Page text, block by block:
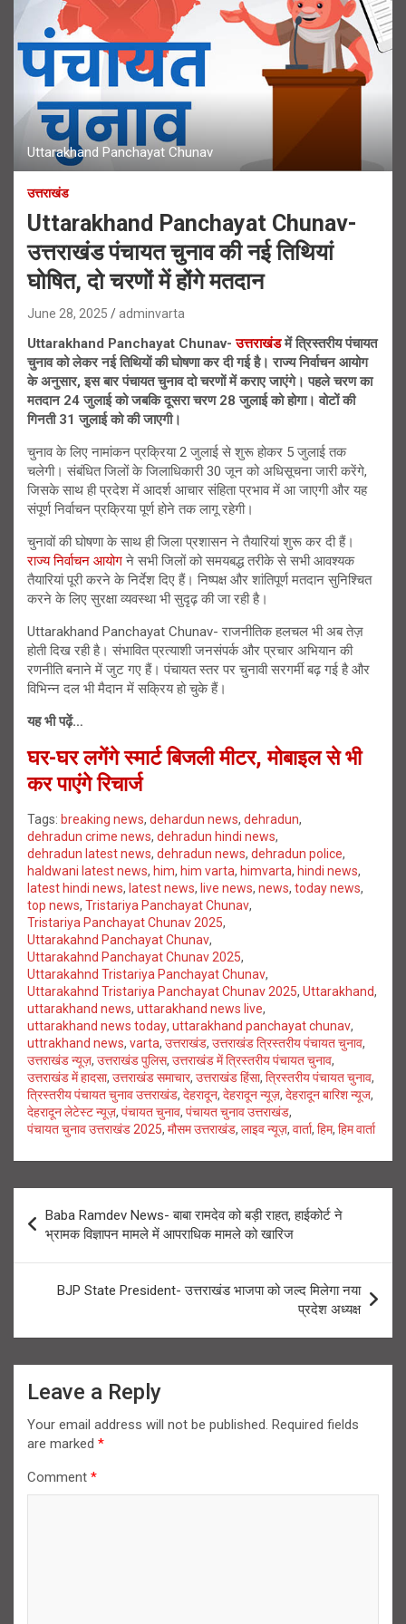
Uttarakhand Panchayat Chunav
उत्तराखंड
Uttarakhand Panchayat Chunav-
उत्तराखंड पंचायत चुनाव की नई तिथियां
घोषित, दो चरणों में होंगे मतदान
June 28, 2025 adminvarta
Uttarakhand Panchayat Chunav-उत्तराखंडमें त्रिस्तरीय पंचायत
चुनाव को लेकर नई तिथियों की घोषणा कर दी गई है। राज्य निर्वाचन आयोग
के अनुसार, इस बार पंचायत चुनाव दो चरणों में कराए जाएंगे। पहले चरण का
मतदान 24 जुलाई को जबकि दूसरा चरण 28 जुलाई को होगा। वोटों की
गिनती 31 जुलाई को की जाएगी।
चुनाव के लिए नामांकन प्रक्रिया 2 जुलाई से शुरू होकर 5 जुलाई तक
चलेगी। संबंधित जिलों के जिलाधिकारी 30 जून को अधिसूचना जारी करेंगे,
जिसके साथ ही प्रदेश में आदर्श आचार संहिता प्रभाव में आ जाएगी और यह
संपूर्ण निर्वाचन प्रक्रिया पूर्ण होने तक लागू रहेगी।
चुनावों की घोषणा के साथ ही जिला प्रशासन ने तैयारियां शुरू कर दी हैं।
राज्य निर्वाचन आयोगने सभी जिलों को समयबद्ध तरीके से सभी आवश्यक
तैयारियां पूरी करने के निर्देश दिए हैं। निष्पक्ष और शांतिपूर्ण मतदान सुनिश्चित
करने के लिए सुरक्षा व्यवस्था भी सुदृढ़ की जा रही है।
Uttarakhand Panchayat Chunav- राजनीतिक हलचल भी अब तेज़
होती दिख रही है। संभावित प्रत्याशी जनसंपर्क और प्रचार अभियान की
रणनीति बनाने में जुट गए हैं। पंचायत स्तर पर चुनावी सरगर्मी बढ़ गई है और
विभिन्न दल भी मैदान में सक्रिय हो चुके हैं।
यह भी पढ़ें…
घर-घर लगेंगे स्मार्ट बिजली मीटर, मोबाइल से भी
कर पाएंगे रिचार्ज
Tags: breaking news, dehardun news, dehradun,
dehradun crime news, dehradun hindi news,
dehradun latest news, dehradun news, dehradun police,
haldwani latest news, him, him varta, himvarta, hindi news,
latest hindi news, latest news, live news, news, today news,
top news, Tristariya Panchayat Chunav,
Tristariya Panchayat Chunav 2025,
Uttarakahnd Panchayat Chunav,
Uttarakahnd Panchayat Chunav 2025,
Uttarakahnd Tristariya Panchayat Chunav,
Uttarakahnd Tristariya Panchayat Chunav 2025, Uttarakhand,
uttarakhand news, uttarakhand news live,
uttarakhand news today, uttarakhand panchayat chunav,
uttrakhand news, varta, उत्तराखंड, उत्तराखंड त्रिस्तरीय पंचायत चुनाव,
उत्तराखंड न्यूज़, उत्तराखंड पुलिस, उत्तराखंड में त्रिस्तरीय पंचायत चुनाव,
उत्तराखंड में हादसा, उत्तराखंड समाचार, उत्तराखंड हिंसा, त्रिस्तरीय पंचायत चुनाव,
त्रिस्तरीय पंचायत चुनाव उत्तराखंड, देहरादून, देहरादून न्यूज़, देहरादून बारिश न्यूज,
देहरादून लेटेस्ट न्यूज़, पंचायत चुनाव, पंचायत चुनाव उत्तराखंड,
पंचायत चुनाव उत्तराखंड 2025, मौसम उत्तराखंड, लाइव न्यूज़, वार्ता, हिम, हिम वार्ता
navigation
Baba Ramdev News- बाबा रामदेव को बड़ी राहत, हाईकोर्ट ने
भ्रामक विज्ञापन मामले में आपराधिक मामले को खारिज
BJP State President- उत्तराखंड भाजपा को जल्द मिलेगा नया
प्रदेश अध्यक्ष
Leave a Reply
Your email address will not be published. Required fields
are marked *
Comment *